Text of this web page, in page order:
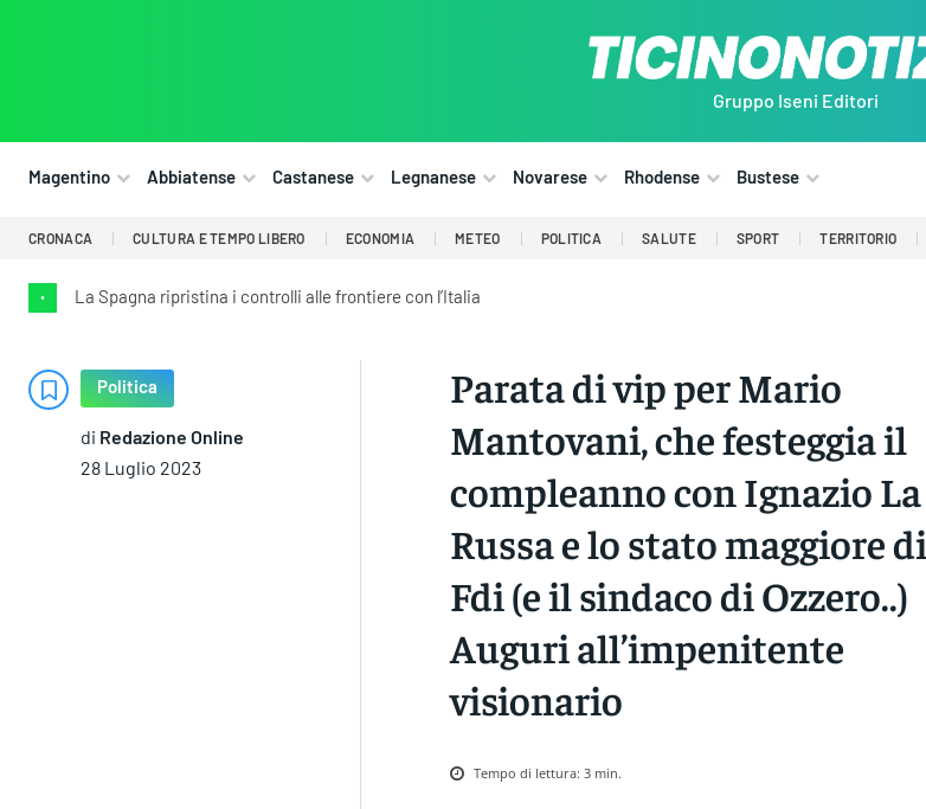
Gruppo Iseni Editori
Magentino Abbiatense Castanese Legnanese Novarese Rhodense Bustese
CRONACA CULTURA E TEMPO LIBERO ECONOMIA METEO POLITICA SALUTE SPORT TERRITORIO
• La Spagna ripristina i controlli alle frontiere con l’Italia
Politica
di Redazione Online
28 Luglio 2023
Parata di vip per Mario
Mantovani, che festeggia il
compleanno con Ignazio La
Russa e lo stato maggiore di
Fdi (e il sindaco di Ozzero..)
Auguri all’impenitente
visionario
Tempo di lettura: 3min.